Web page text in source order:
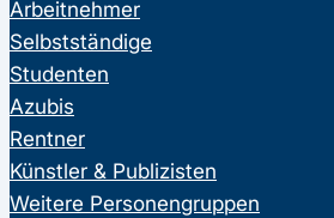
Arbeitnehmer
Selbstständige
Studenten
Azubis
Rentner
Künstler & Publizisten
Weitere Personengruppen